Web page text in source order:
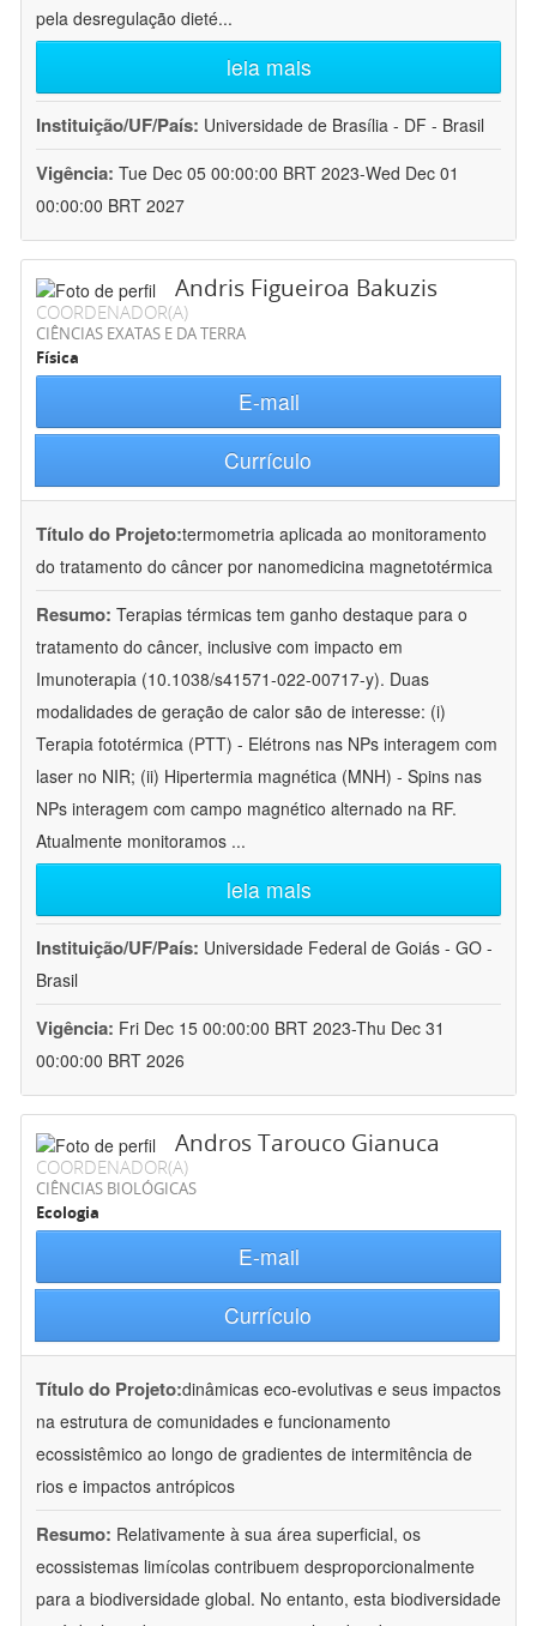
pela desregulação dieté...
leia mais
Instituição/UF/País: Universidade de Brasília - DF - Brasil
Vigência: Tue Dec 05 00:00:00 BRT 2023-Wed Dec 01
00:00:00 BRT 2027
Andris Figueiroa Bakuzis
COORDENADOR(A)
CIÊNCIAS EXATAS E DA TERRA
Física
E-mail
Currículo
Título do Projeto:termometria aplicada ao monitoramento
do tratamento do câncer por nanomedicina magnetotérmica
Resumo: Terapias térmicas tem ganho destaque para o
tratamento do câncer, inclusive com impacto em
Imunoterapia (10.1038/s41571-022-00717-y). Duas
modalidades de geração de calor são de interesse: (i)
Terapia fototérmica (PTT) - Elétrons nas NPs interagem com
laser no NIR; (ii) Hipertermia magnética (MNH) - Spins nas
NPs interagem com campo magnético alternado na RF.
Atualmente monitoramos ...
leia mais
Instituição/UF/País: Universidade Federal de Goiás - GO -
Brasil
Vigência: Fri Dec 15 00:00:00 BRT 2023-Thu Dec 31
00:00:00 BRT 2026
Andros Tarouco Gianuca
COORDENADOR(A)
CIÊNCIAS BIOLÓGICAS
Ecologia
E-mail
Currículo
Título do Projeto:dinâmicas eco-evolutivas e seus impactos
na estrutura de comunidades e funcionamento
ecossistêmico ao longo de gradientes de intermitência de
rios e impactos antrópicos
Resumo: Relativamente à sua área superficial, os
ecossistemas limícolas contribuem desproporcionalmente
para a biodiversidade global. No entanto, esta biodiversidade